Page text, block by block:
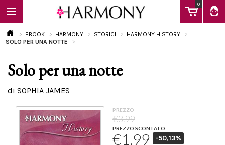
0
EBOOK
Calendario
EBOOK HARMONY STORICI
HARMONY HISTORY
SOLO PER UNA NOTTE
Solo per una notte
di SOPHIA JAMES
PREZZO
€3.99
PREZZO SCONTATO
€1.99 -50,13%